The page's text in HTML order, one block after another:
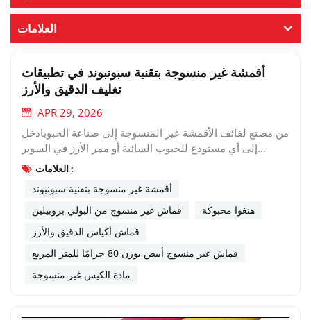
العلامات
أقمشة غير منسوجة بتقنية سبونبوند في تطبيقات
تغليف الدقيق والأرز
APR 29, 2026
من مصنع لفائف الأقمشة غير المنسوجة إلى صناعة الحبوبادخل
إلى أي مستودع للحبوب السائبة أو ممر الأرز في السوبر
ماركت. ماذا ترى؟أكياس مصنوعة في الغالب من البولي
خطيرة: حواف مهترئة، ملمس خشن، جودة طباعة رديئة،
وتسرب الغبار.والآن لننظر إلى قطاع المنتجات الفاخرة. يتجه
المزيد والمزيد من مطاحن الأرز وعلامات الطحين التجارية إلى
نسيج غير منسوج من البولي بروبيلين المغزوللماذا؟ لأنه يحل
تقريباً كل مشكلة من مشاكل الأكياس المنسوجة التقليدية.إليكم
السبب الذي يجعل من الأفضل وضع دفعة الأرز أو الدقيق التالية
في كيس غير منسوج مصنوع من مادة سبونبوند. 1. لا تسرب
بروبيلين المنسوجة مصنوعة من أشرطة مسطحة متشابكة.
العلامات :
أقمشة غير منسوجة بتقنية سبونبوند
قماش غير منسوج من البولي بروبيلين
هنغوا محبوكة
قماش أكياس الدقيق والأرز
قماش غير منسوج أبيض بوزن 80 جرامًا للمتر المربع
مادة الكيس غير منسوجة